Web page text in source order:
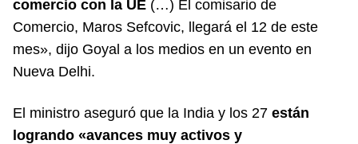
comercio con la UE (…) El comisario de
Comercio, Maros Sefcovic, llegará el 12 de este
mes», dijo Goyal a los medios en un evento en
Nueva Delhi.
El ministro aseguró que la India y los 27 están
logrando «avances muy activos y